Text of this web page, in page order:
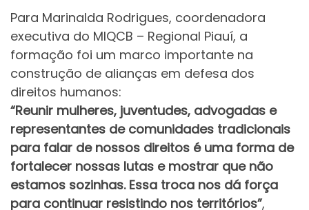
Para Marinalda Rodrigues, coordenadora
executiva do MIQCB – Regional Piauí, a
formação foi um marco importante na
construção de alianças em defesa dos
direitos humanos:
“Reunir mulheres, juventudes, advogadas e
representantes de comunidades tradicionais
para falar de nossos direitos é uma forma de
fortalecer nossas lutas e mostrar que não
estamos sozinhas. Essa troca nos dá força
para continuar resistindo nos territórios”,